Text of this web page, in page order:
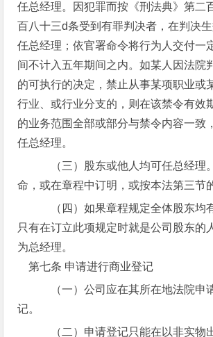
任总经理。因犯罪而按《刑法典》第二
百八十三d条受到有罪判决者，在判决
任总经理；依官署命令将行为人交付一
间不计入五年期间之内。如某人因法院
的可执行的决定，禁止从事某项职业或
行业、或行业分支的，则在该禁令有效
的业务范围全部或部分与禁令内容一致
任总经理。
（三）股东或他人均可任总经理
命，或在章程中订明，或按本法第三节
（四）如果章程规定全体股东均
只有在订立此项规定时就是公司股东的
为总经理。
第七条 申请进行商业登记
（一）公司应在其所在地法院申
记。
（二）申请登记只能在以非实物